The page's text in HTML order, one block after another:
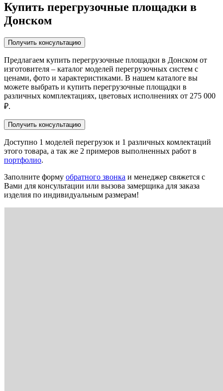
Купить перегрузочные площадки в
Донском
Получить консультацию
Предлагаем купить перегрузочные площадки в Донском от
изготовителя – каталог моделей перегрузочных систем с
ценами, фото и характеристиками. В нашем каталоге вы
можете выбрать и купить перегрузочные площадки в
различных комплектациях, цветовых исполнениях от 275 000
₽.
Получить консультацию
Доступно 1 моделей перегрузок и 1 различных комлектаций
этого товара, а так же 2 примеров выполненных работ в
портфолио.
Заполните форму обратного звонка и менеджер свяжется с
Вами для консультации или вызова замерщика для заказа
изделия по индивидуальным размерам!